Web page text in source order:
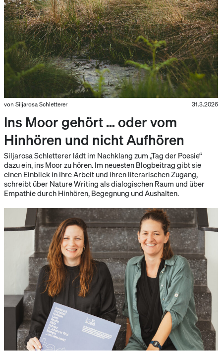
von Siljarosa Schletterer 31.3.2026
Ins Moor gehört … oder vom
Hinhören und nicht Aufhören
Siljarosa Schletterer lädt im Nachklang zum „Tag der Poesie“
dazu ein, ins Moor zu hören. Im neuesten Blogbeitrag gibt sie
einen Einblick in ihre Arbeit und ihren literarischen Zugang,
schreibt über Nature Writing als dialogischen Raum und über
Empathie durch Hinhören, Begegnung und Aushalten.